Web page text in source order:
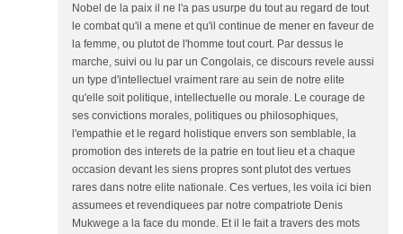
Nobel de la paix il ne l'a pas usurpe du tout au regard de tout
le combat qu'il a mene et qu'il continue de mener en faveur de
la femme, ou plutot de l'homme tout court. Par dessus le
marche, suivi ou lu par un Congolais, ce discours revele aussi
un type d'intellectuel vraiment rare au sein de notre elite
qu'elle soit politique, intellectuelle ou morale. Le courage de
ses convictions morales, politiques ou philosophiques,
l'empathie et le regard holistique envers son semblable, la
promotion des interets de la patrie en tout lieu et a chaque
occasion devant les siens propres sont plutot des vertues
rares dans notre elite nationale. Ces vertues, les voila ici bien
assumees et revendiquees par notre compatriote Denis
Mukwege a la face du monde. Et il le fait a travers des mots